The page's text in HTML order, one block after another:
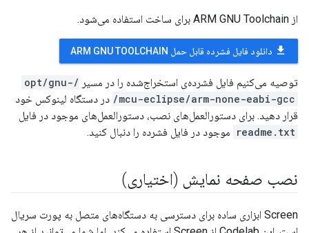
از ARM GNU Toolchain برای ساخت استفاده می‌شود.
file_download دانلود فایل فشرده قابل حمل ARM GNU TOOLCHAIN
توصیه می‌کنیم فایل فشرده‌ی استخراج‌شده را در مسیر
/opt/gnu-
mcu-eclipse/arm-none-eabi-gcc/
در دستگاه لینوکس خود
قرار دهید. برای دستورالعمل‌های نصب، دستورالعمل‌های موجود در فایل
readme.txt موجود در فایل فشرده را دنبال کنید.
نصب صفحه نمایش (اختیاری)
Screen ابزاری ساده برای دسترسی به دستگاه‌های متصل به پورت سریال